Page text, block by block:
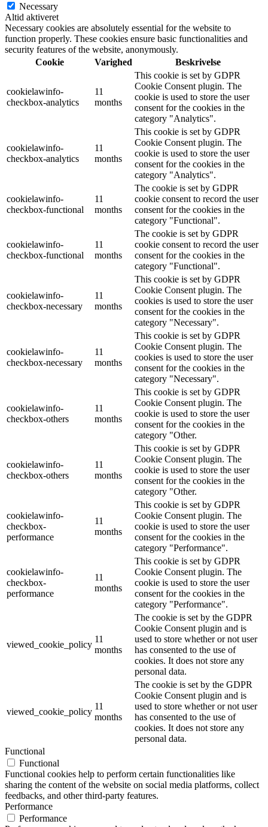
Necessary
Altid aktiveret
Necessary cookies are absolutely essential for the website to
function properly. These cookies ensure basic functionalities and
security features of the website, anonymously.
Cookie
Varighed Beskrivelse
cookielawinfo-
checkbox-analytics
11
months
This cookie is set by GDPR
Cookie Consent plugin. The
cookie is used to store the user
consent for the cookies in the
category "Analytics".
cookielawinfo-
checkbox-analytics
11
months
This cookie is set by GDPR
Cookie Consent plugin. The
cookie is used to store the user
consent for the cookies in the
category "Analytics".
cookielawinfo-
checkbox-functional
11
months
The cookie is set by GDPR
cookie consent to record the user
consent for the cookies in the
category "Functional".
cookielawinfo-
checkbox-functional
11
months
The cookie is set by GDPR
cookie consent to record the user
consent for the cookies in the
category "Functional".
cookielawinfo-
checkbox-necessary
11
months
This cookie is set by GDPR
Cookie Consent plugin. The
cookies is used to store the user
consent for the cookies in the
category "Necessary".
cookielawinfo-
checkbox-necessary
11
months
This cookie is set by GDPR
Cookie Consent plugin. The
cookies is used to store the user
consent for the cookies in the
category "Necessary".
cookielawinfo-
checkbox-others
11
months
This cookie is set by GDPR
Cookie Consent plugin. The
cookie is used to store the user
consent for the cookies in the
category "Other.
cookielawinfo-
checkbox-others
11
months
This cookie is set by GDPR
Cookie Consent plugin. The
cookie is used to store the user
consent for the cookies in the
category "Other.
cookielawinfo-
checkbox-
performance
11
months
This cookie is set by GDPR
Cookie Consent plugin. The
cookie is used to store the user
consent for the cookies in the
category "Performance".
cookielawinfo-
checkbox-
performance
11
months
This cookie is set by GDPR
Cookie Consent plugin. The
cookie is used to store the user
consent for the cookies in the
category "Performance".
viewed_cookie_policy
11
months
The cookie is set by the GDPR
Cookie Consent plugin and is
used to store whether or not user
has consented to the use of
cookies. It does not store any
personal data.
viewed_cookie_policy
11
months
The cookie is set by the GDPR
Cookie Consent plugin and is
used to store whether or not user
has consented to the use of
cookies. It does not store any
personal data.
Functional
Functional
Functional cookies help to perform certain functionalities like
sharing the content of the website on social media platforms, collect
feedbacks, and other third-party features.
Performance
Performance